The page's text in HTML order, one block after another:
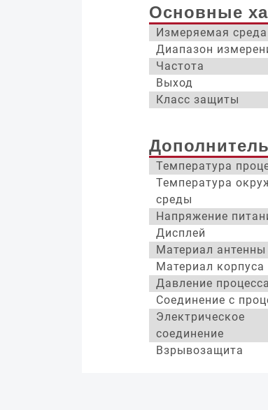
Основные
Измеряемая среда
Диапазон
Частота
Выход
Класс защиты
Температура
Температура
среды
Напряжение
Дисплей
Материал антенны
Материал корпуса
Давление процесса
Соединение с
Электрическое
соединение
Взрывозащита